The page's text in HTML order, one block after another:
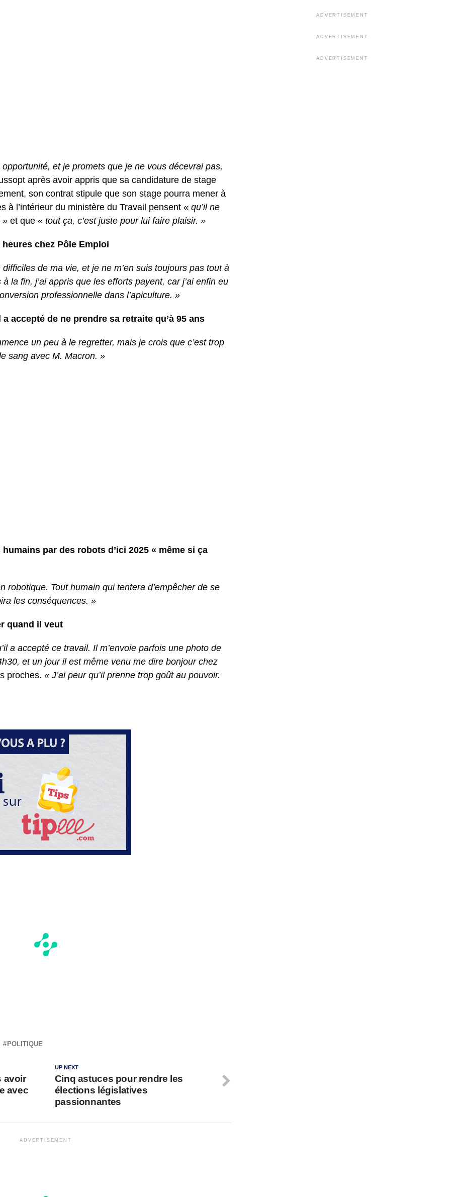
et je promets que je ne vous décevrai pas,
après avoir appris que sa candidature de stage
son contrat stipule que son stage pourra mener à
à l’intérieur du ministère du Travail pensent « qu’il ne
» et que « tout ça, c’est juste pour lui faire plaisir. »
chez Pôle Emploi
de ma vie, et je ne m’en suis toujours pas tout à
la fin, j’ai appris que les efforts payent, car j’ai enfin eu
professionnelle dans l’apiculture. »
accepté de ne prendre sa retraite qu’à 95 ans
un peu à le regretter, mais je crois que c’est trop
sang avec M. Macron. »
par des robots d’ici 2025 « même si ça
robotique. Tout humain qui tentera d’empêcher de se
les conséquences. »
quand il veut
a accepté ce travail. Il m’envoie parfois une photo de
et un jour il est même venu me dire bonjour chez
proches. « J’ai peur qu’il prenne trop goût au pouvoir.
POLITIQUE
UP NEXT
Cinq astuces pour rendre les
élections législatives
passionnantes
avoir
avec
ADVERTISEMENT
ADVERTISEMENT
ADVERTISEMENT
ADVERTISEMENT